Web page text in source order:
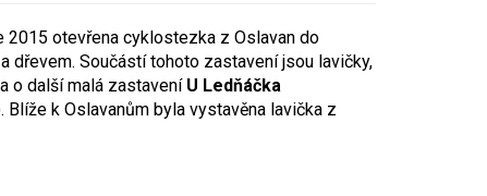
2015 otevřena cyklostezka z Oslavan do
dřevem. Součástí tohoto zastavení jsou lavičky,
o další malá zastavení U Ledňáčka
Blíže k Oslavanům byla vystavěna lavička z